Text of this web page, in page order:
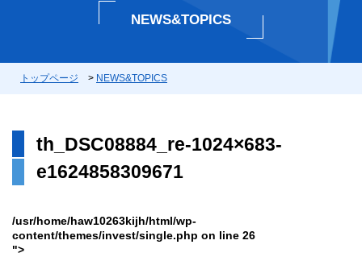
NEWS&TOPICS
トップページ > NEWS&TOPICS
th_DSC08884_re-1024×683-
e1624858309671
/usr/home/haw10263kijh/html/wp-
content/themes/invest/single.php on line 26
">